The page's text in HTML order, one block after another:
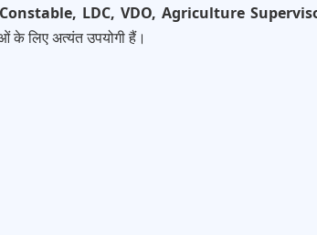
LDC, VDO, Agriculture
के लिए अत्यंत उपयोगी हैं।